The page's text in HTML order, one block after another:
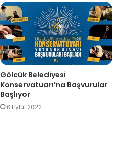
Gölcük Belediyesi
Konservatuarı’na Başvurular
Başlıyor
6 Eylül 2022